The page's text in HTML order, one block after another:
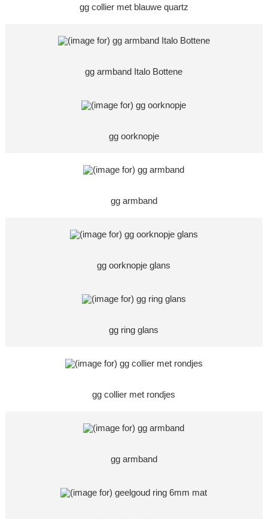
gg collier met blauwe quartz
gg armband Italo Bottene
gg oorknopje
gg armband
gg oorknopje glans
gg ring glans
gg collier met rondjes
gg armband